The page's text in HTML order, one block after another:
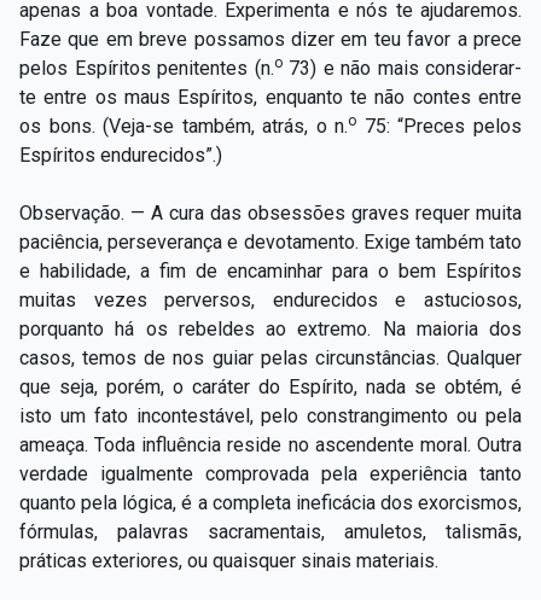
apenas a boa vontade. Experimenta e nós te ajudaremos.
Faze que em breve possamos dizer em teu favor a prece
pelos Espíritos penitentes (n.o73) e não mais considerar-
te entre os maus Espíritos, enquanto te não contes entre
os bons. (Veja-se também, atrás, o n.o 75: “Preces pelos
Espíritos endurecidos”.)
Observação. — A cura das obsessões graves requer muita
paciência, perseverança e devotamento. Exige também tato
e habilidade, a fim de encaminhar para o bem Espíritos
muitas vezes perversos, endurecidos e astuciosos,
porquanto há os rebeldes ao extremo. Na maioria dos
casos, temos de nos guiar pelas circunstâncias. Qualquer
que seja, porém, o caráter do Espírito, nada se obtém, é
isto um fato incontestável, pelo constrangimento ou pela
ameaça. Toda influência reside no ascendente moral. Outra
verdade igualmente comprovada pela experiência tanto
quanto pela lógica, é a completa ineficácia dos exorcismos,
fórmulas, palavras sacramentais, amuletos, talismãs,
práticas exteriores, ou quaisquer sinais materiais.